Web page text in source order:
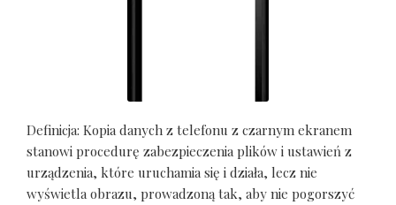
Definicja: Kopia danych z telefonu z czarnym ekranem
stanowi procedurę zabezpieczenia plików i ustawień z
urządzenia, które uruchamia się i działa, lecz nie
wyświetla obrazu, prowadzoną tak, aby nie pogorszyć